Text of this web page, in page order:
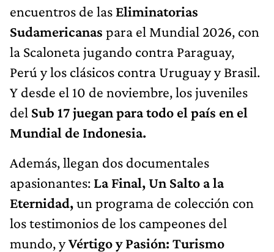
encuentros de las Eliminatorias
Sudamericanas para el Mundial 2026, con
la Scaloneta jugando contra Paraguay,
Perú y los clásicos contra Uruguay y Brasil.
Y desde el 10 de noviembre, los juveniles
del Sub 17 juegan para todo el país en el
Mundial de Indonesia.
Además, llegan dos documentales
apasionantes: La Final, Un Salto a la
Eternidad,un programa de colección con
los testimonios de los campeones del
mundo, yVértigo y Pasión: Turismo